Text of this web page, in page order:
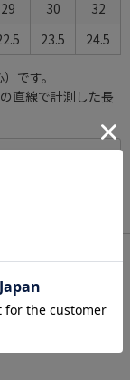
29 30
32
23.5 24.5
です。
直線で計測した長